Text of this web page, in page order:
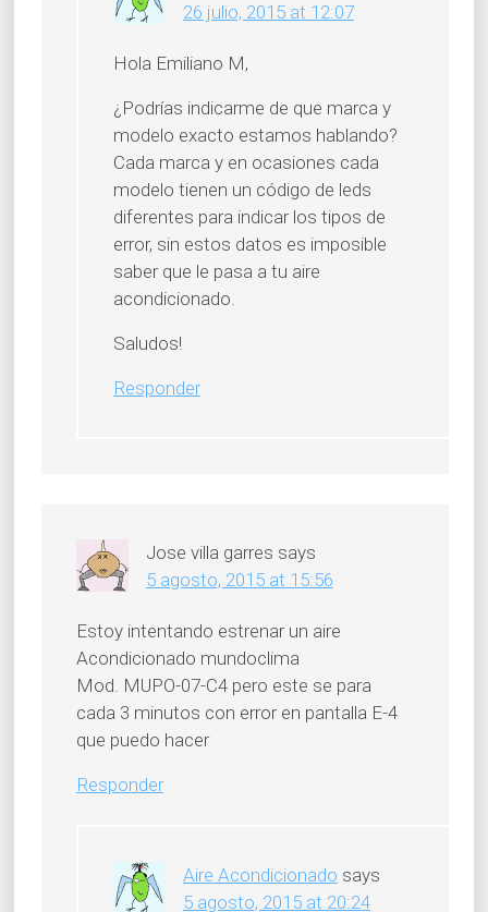
26 julio, 2015 at 12:07
Hola Emiliano M,
¿Podrías indicarme de que marca y
modelo exacto estamos hablando?
Cada marca y en ocasiones cada
modelo tienen un código de leds
diferentes para indicar los tipos de
error, sin estos datos es imposible
saber que le pasa a tu aire
acondicionado.
Saludos!
Responder
Jose villa garres says
5 agosto, 2015 at 15:56
Estoy intentando estrenar un aire
Acondicionado mundoclima
Mod. MUPO-07-C4 pero este se para
cada 3 minutos con error en pantalla E-4
que puedo hacer
Responder
Aire Acondicionado says
5 agosto, 2015 at 20:24